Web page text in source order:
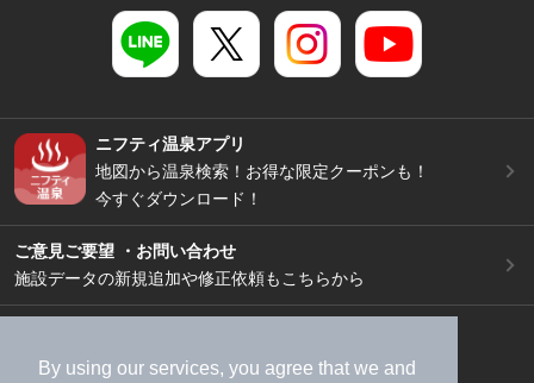
By using our services, you agree that we and
ニフティ温泉アプリ
地図から温泉検索！お得な限定クーポンも！
今すぐダウンロード！
ご意見ご要望 ・お問い合わせ
施設データの新規追加や修正依頼もこちらから
加盟店募集（資料請求）
広告出稿のご案内